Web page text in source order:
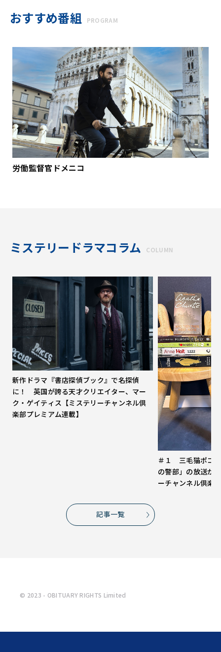
おすすめ番組 PROGRAM
労働監督官ドメニコ
ミステリードラマコラム COLUMN
新作ドラマ『書店探偵ブック』で名探偵
に！ 英国が誇る天才クリエイター、マー
ク・ゲイティス【ミステリーチャンネル倶
楽部プレミアム連載】
＃１ 三毛猫ポコ
の警部」の放送が
ーチャンネル倶楽
記事一覧
© 2023 - OBITUARY RIGHTS Limited